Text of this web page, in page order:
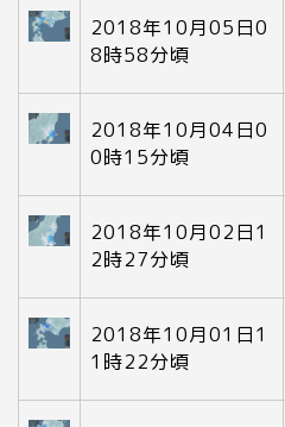
2018年10月05日0
8時58分頃
2018年10月04日0
0時15分頃
2018年10月02日1
2時27分頃
2018年10月01日1
1時22分頃